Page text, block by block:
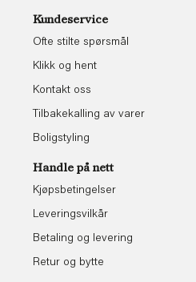
Kundeservice
Ofte stilte spørsmål
Klikk og hent
Kontakt oss
Tilbakekalling av varer
Boligstyling
Handle på nett
Kjøpsbetingelser
Leveringsvilkår
Betaling og levering
Retur og bytte